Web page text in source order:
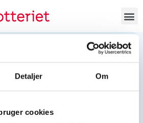
Detaljer Om
cookies
penge og støt
Tjen penge til: